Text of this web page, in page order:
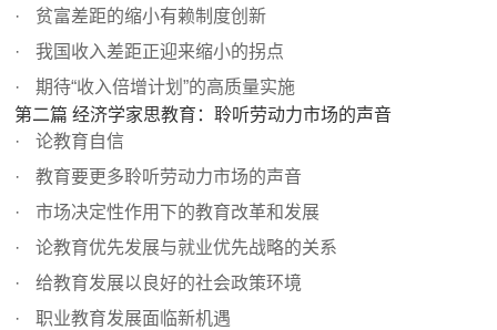
贫富差距的缩小有赖制度创新
我国收入差距正迎来缩小的拐点
期待“收入倍增计划”的高质量实施
第二篇 经济学家思教育：聆听劳动力市场的声音
论教育自信
教育要更多聆听劳动力市场的声音
市场决定性作用下的教育改革和发展
论教育优先发展与就业优先战略的关系
给教育发展以良好的社会政策环境
职业教育发展面临新机遇